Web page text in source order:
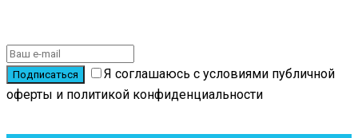
Я соглашаюсь с условиями публичной
оферты и политикой конфиденциальности